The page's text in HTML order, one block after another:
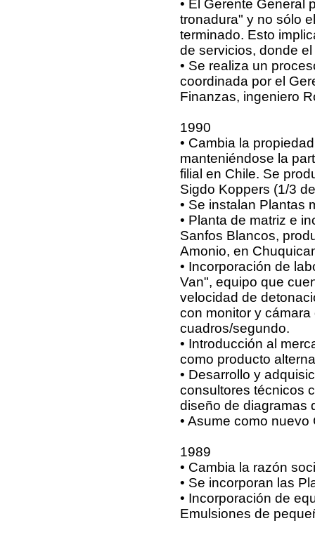
• El Gerente General
tronadura" y no sólo
terminado. Esto
de servicios, donde
• Se realiza un
coordinada por el
Finanzas, ingeniero
1990
• Cambia la
manteniéndose la
filial en Chile. Se
Sigdo Koppers (1/3
• Se instalan Plantas
• Planta de matriz e
Sanfos Blancos,
Amonio, en
• Incorporación de
Van", equipo que
velocidad de
con monitor y
cuadros/segundo.
• Introducción al
como producto
• Desarrollo y
consultores técnicos
diseño de diagramas
• Asume como
1989
• Cambia la razón
• Se incorporan las
• Incorporación de
Emulsiones de